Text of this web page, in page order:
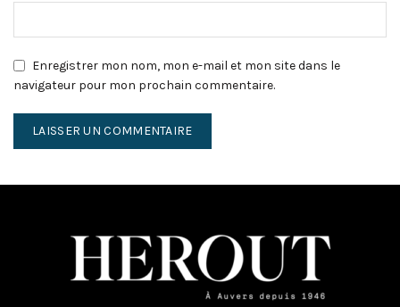
Enregistrer mon nom, mon e-mail et mon site dans le
navigateur pour mon prochain commentaire.